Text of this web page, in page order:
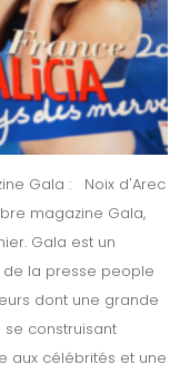
Gala : Noix d'Arec
magazine Gala,
Gala est un
la presse people
dont une grande
construisant
aux célébrités et une